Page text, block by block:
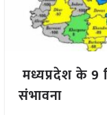
मध्यप्रदेश के 9
संभावना